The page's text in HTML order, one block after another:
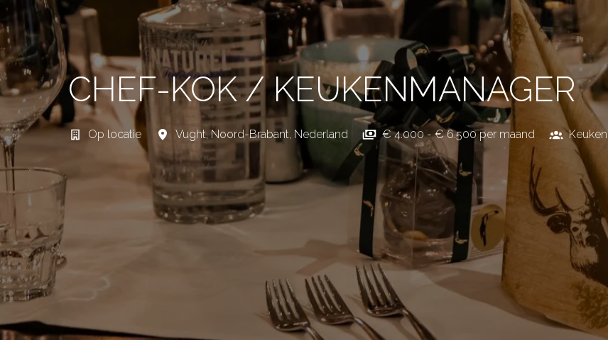
CHEF-KOK / KEUKENMANAGER
Op locatie Vught, Noord-Brabant, Nederland € 4.000 - € 6.500 per maand Keuken